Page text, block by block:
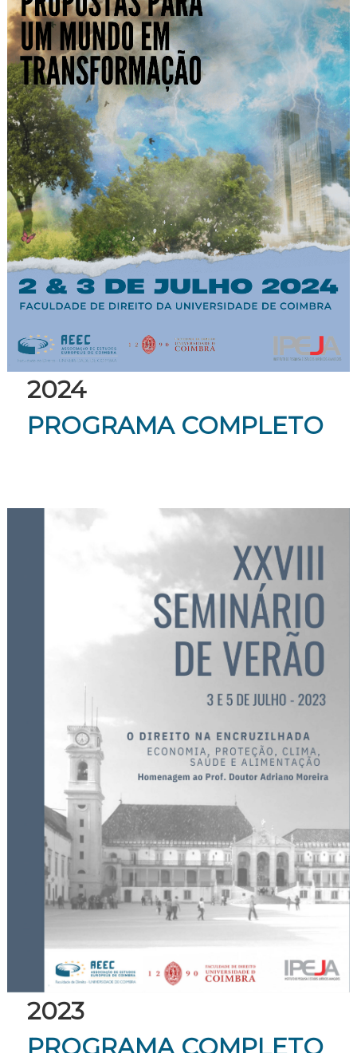
2024
PROGRAMA COMPLETO
2023